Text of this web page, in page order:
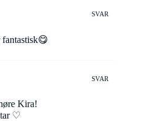
SVAR
SVAR
Kira!
♡